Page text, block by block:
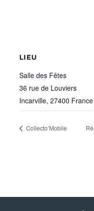
LIEU
Salle des Fêtes
36 rue de Louviers
Incarville, 27400 France
Collecto’Mobile